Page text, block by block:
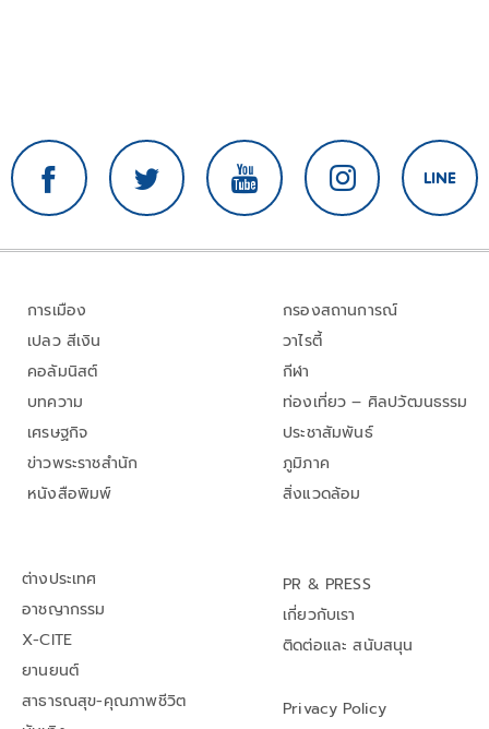
การเมือง
เปลว สีเงิน
คอลัมนิสต์
บทความ
เศรษฐกิจ
ข่าวพระราชสำนัก
หนังสือพิมพ์
กรองสถานการณ์
วาไรตี้
กีฬา
ท่องเที่ยว – ศิลปวัฒนธรรม
ประชาสัมพันธ์
ภูมิภาค
สิ่งแวดล้อม
ต่างประเทศ
อาชญากรรม
X-CITE
ยานยนต์
สาธารณสุข-คุณภาพชีวิต
PR & PRESS
เกี่ยวกับเรา
ติดต่อและ สนับสนุน
Privacy Policy